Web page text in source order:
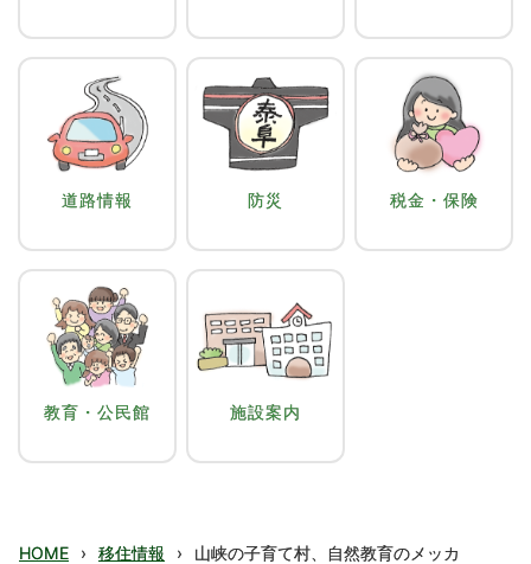
道路情報 防災 税金・保険
教育・公民館 施設案内
HOME › 移住情報 › 山峡の子育て村、自然教育のメッカ